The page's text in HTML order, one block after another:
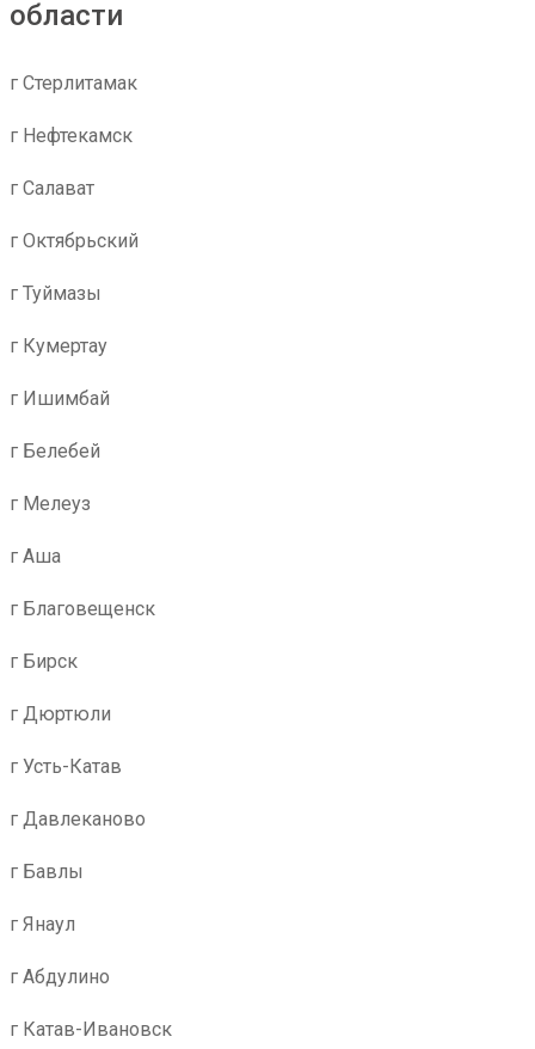
области
г Стерлитамак
г Нефтекамск
г Салават
г Октябрьский
г Туймазы
г Кумертау
г Ишимбай
г Белебей
г Мелеуз
г Аша
г Благовещенск
г Бирск
г Дюртюли
г Усть-Катав
г Давлеканово
г Бавлы
г Янаул
г Абдулино
г Катав-Ивановск